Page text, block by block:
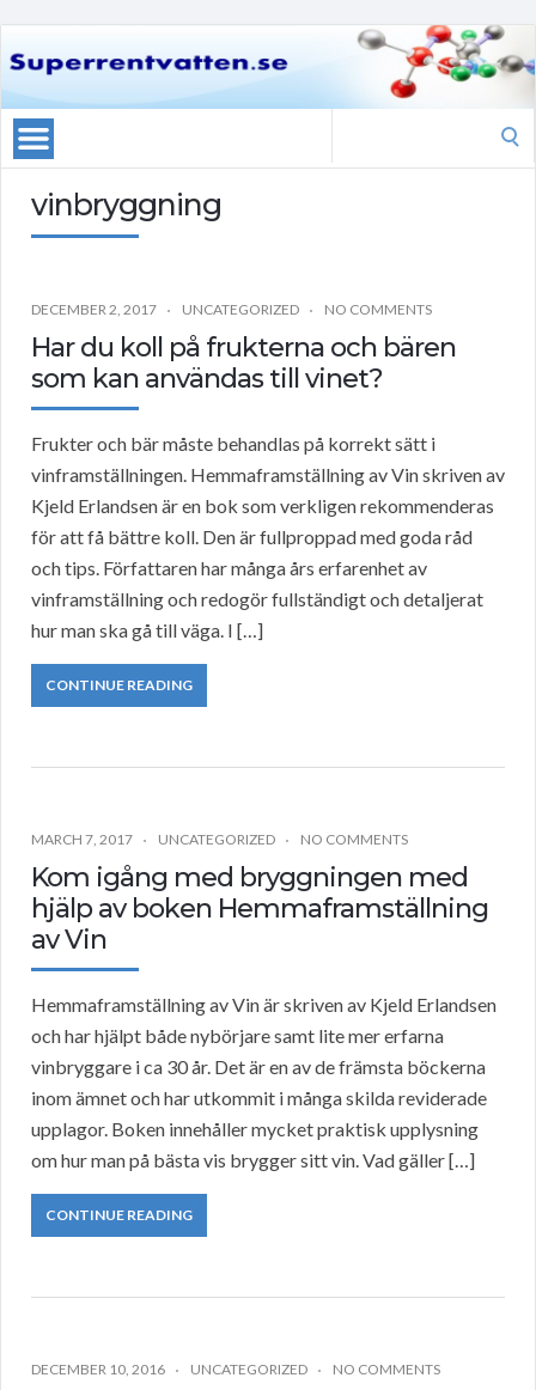
vinbryggning
DECEMBER 2, 2017 UNCATEGORIZED NO COMMENTS
Har du koll på frukterna och bären
som kan användas till vinet?
Frukter och bär måste behandlas på korrekt sätt i
vinframställningen. Hemmaframställning av Vin skriven av
Kjeld Erlandsen är en bok som verkligen rekommenderas
för att få bättre koll. Den är fullproppad med goda råd
och tips. Författaren har många års erfarenhet av
vinframställning och redogör fullständigt och detaljerat
hur man ska gå till väga. I […]
CONTINUE READING
MARCH 7, 2017 UNCATEGORIZED NO COMMENTS
Kom igång med bryggningen med
hjälp av boken Hemmaframställning
av Vin
Hemmaframställning av Vin är skriven av Kjeld Erlandsen
och har hjälpt både nybörjare samt lite mer erfarna
vinbryggare i ca 30 år. Det är en av de främsta böckerna
inom ämnet och har utkommit i många skilda reviderade
upplagor. Boken innehåller mycket praktisk upplysning
om hur man på bästa vis brygger sitt vin. Vad gäller […]
CONTINUE READING
DECEMBER 10, 2016 UNCATEGORIZED NO COMMENTS